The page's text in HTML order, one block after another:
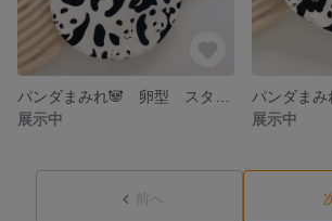
展示中
展示中
前へ